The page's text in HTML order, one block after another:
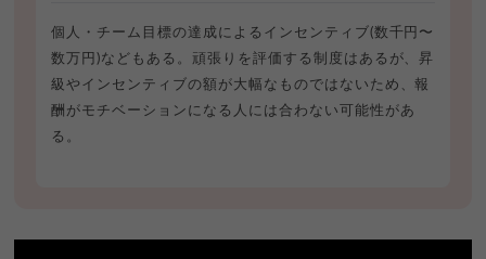
個人・チーム目標の達成によるインセンティブ(数千円〜
数万円)などもある。頑張りを評価する制度はあるが、昇
級やインセンティブの額が大幅なものではないため、報
酬がモチベーションになる人には合わない可能性があ
る。